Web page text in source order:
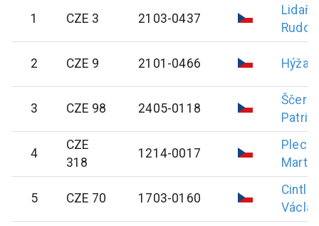
1 CZE 3 2103-0437
Lidařík
Rudolf
2 CZE 9 2101-0466 Hýža
3 CZE 98 2405-0118
Patrik
4
CZE
318
1214-0017
Martin
5 CZE 70 1703-0160
Cintl
Václav